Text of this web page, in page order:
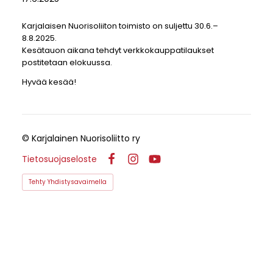
Karjalaisen Nuorisoliiton toimisto on suljettu 30.6.–
8.8.2025.
Kesätauon aikana tehdyt verkkokauppatilaukset
postitetaan elokuussa.
Hyvää kesää!
© Karjalainen Nuorisoliitto ry
Tietosuojaseloste
FacebookInstagram
Tehty Yhdistysavaimella